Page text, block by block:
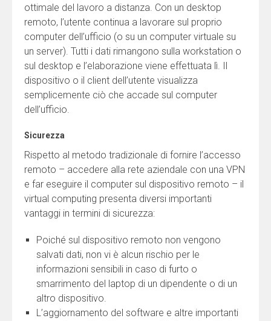
ottimale del lavoro a distanza. Con un desktop
remoto, l’utente continua a lavorare sul proprio
computer dell’ufficio (o su un computer virtuale su
un server). Tutti i dati rimangono sulla workstation o
sul desktop e l’elaborazione viene effettuata lì. Il
dispositivo o il client dell’utente visualizza
semplicemente ciò che accade sul computer
dell’ufficio.
Sicurezza
Rispetto al metodo tradizionale di fornire l’accesso
remoto – accedere alla rete aziendale con una VPN
e far eseguire il computer sul dispositivo remoto – il
virtual computing presenta diversi importanti
vantaggi in termini di sicurezza:
Poiché sul dispositivo remoto non vengono
salvati dati, non vi è alcun rischio per le
informazioni sensibili in caso di furto o
smarrimento del laptop di un dipendente o di un
altro dispositivo.
L’aggiornamento del software e altre importanti